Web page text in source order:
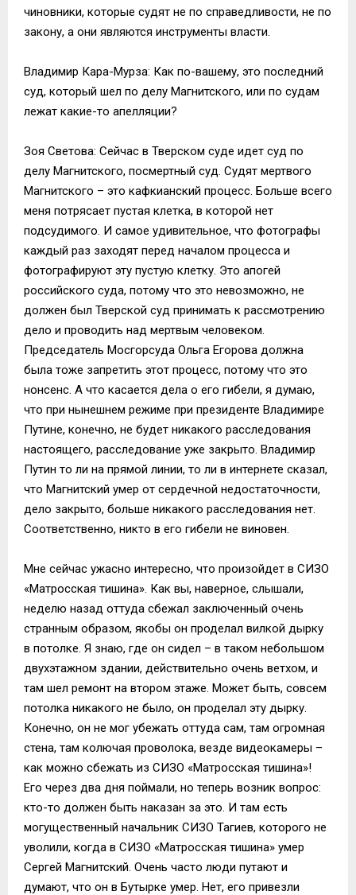
чиновники, которые судят не по справедливости, не по
закону, а они являются инструменты власти.
Владимир Кара-Мурза: Как по-вашему, это последний
суд, который шел по делу Магнитского, или по судам
лежат какие-то апелляции?
Зоя Светова: Сейчас в Тверском суде идет суд по
делу Магнитского, посмертный суд. Судят мертвого
Магнитского – это кафкианский процесс. Больше всего
меня потрясает пустая клетка, в которой нет
подсудимого. И самое удивительное, что фотографы
каждый раз заходят перед началом процесса и
фотографируют эту пустую клетку. Это апогей
российского суда, потому что это невозможно, не
должен был Тверской суд принимать к рассмотрению
дело и проводить над мертвым человеком.
Председатель Мосгорсуда Ольга Егорова должна
была тоже запретить этот процесс, потому что это
нонсенс. А что касается дела о его гибели, я думаю,
что при нынешнем режиме при президенте Владимире
Путине, конечно, не будет никакого расследования
настоящего, расследование уже закрыто. Владимир
Путин то ли на прямой линии, то ли в интернете сказал,
что Магнитский умер от сердечной недостаточности,
дело закрыто, больше никакого расследования нет.
Соответственно, никто в его гибели не виновен.
Мне сейчас ужасно интересно, что произойдет в СИЗО
«Матросская тишина». Как вы, наверное, слышали,
неделю назад оттуда сбежал заключенный очень
странным образом, якобы он проделал вилкой дырку
в потолке. Я знаю, где он сидел – в таком небольшом
двухэтажном здании, действительно очень ветхом, и
там шел ремонт на втором этаже. Может быть, совсем
потолка никакого не было, он проделал эту дырку.
Конечно, он не мог убежать оттуда сам, там огромная
стена, там колючая проволока, везде видеокамеры –
как можно сбежать из СИЗО «Матросская тишина»!
Его через два дня поймали, но теперь возник вопрос:
кто-то должен быть наказан за это. И там есть
могущественный начальник СИЗО Тагиев, которого не
уволили, когда в СИЗО «Матросская тишина» умер
Сергей Магнитский. Очень часто люди путают и
думают, что он в Бутырке умер. Нет, его привезли